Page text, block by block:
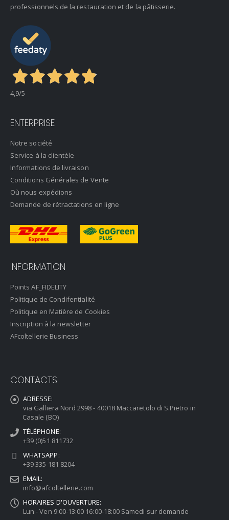
professionnels de la restauration et de la pâtisserie.
4,9/5
ENTERPRISE
Notre société
Service à la clientèle
Informations de livraison
Conditions Générales de Vente
Où nous expédions
Demande de rétractations en ligne
INFORMATION
Points AF_FIDELITY
Politique de Condifentialité
Politique en Matière de Cookies
Inscription à la newsletter
AFcoltellerie Business
CONTACTS
ADRESSE:
via Galliera Nord 2998 - 40018 Maccaretolo di S.Pietro in
Casale (BO)
TÉLÉPHONE:
+39 (0)51 811732
WHATSAPP:
+39 335 181 8204
EMAIL:
info@afcoltellerie.com
HORAIRES D'OUVERTURE:
Lun - Ven 9:00-13:00 16:00-18:00 Samedi sur demande